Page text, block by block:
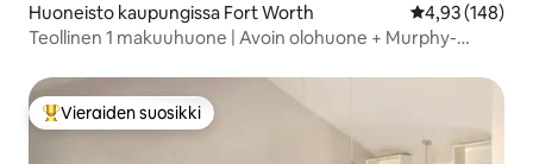
Huoneisto kaupungissa Fort Worth
4,93 (148)
Teollinen 1 makuuhuone | Avoin olohuone + Murphy-
Vieraiden suosikkien parhaimmistoa
Vieraiden suosikki